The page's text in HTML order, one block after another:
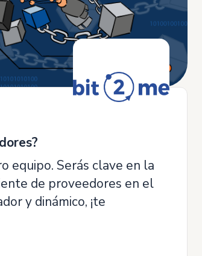
equipo. Serás clave en la
de proveedores en el
y dinámico, ¡te